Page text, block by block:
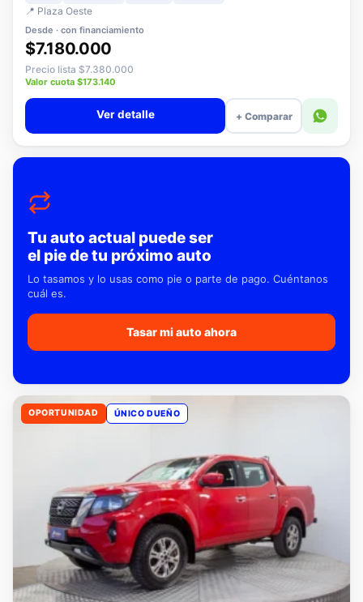
2021 58.838 km
📍 Plaza Oeste
Desde · con financiamiento
$7.180.000
Precio lista $7.380.000
Valor cuota $173.140
+ Comparar
Tu auto actual puede ser
el pie de tu próximo auto
Lo tasamos y lo usas como pie o parte de pago. Cuéntanos
OPORTUNIDAD